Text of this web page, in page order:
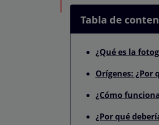
Tabla de
¿Qué es la
Orígenes: ¿Por
¿Cómo
¿Por qué